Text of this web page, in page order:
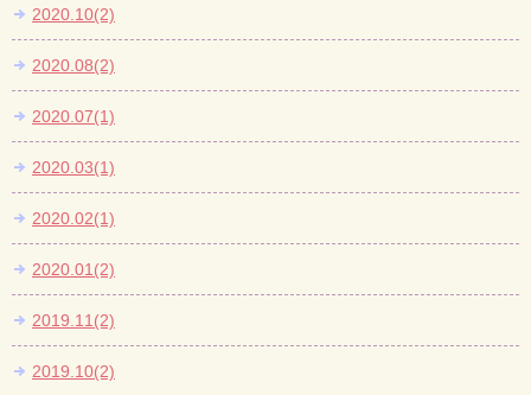
2020.10(2)
2020.08(2)
2020.07(1)
2020.03(1)
2020.02(1)
2020.01(2)
2019.11(2)
2019.10(2)